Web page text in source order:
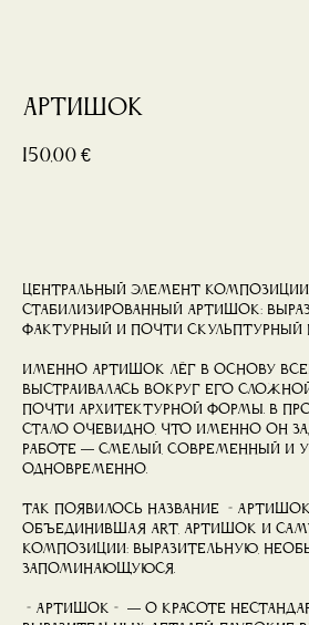
АртИшок
150,00 €
Центральный элемент
стабилизированный артишок:
фактурный и почти скульптурный
Именно артишок лёг в основу
выстраивалась вокруг его
почти архитектурной формы. В
стало очевидно, что именно он
работе — смелый, современный и
одновременно.
Так появилось название
объединившая art, артишок и
композиции: выразительную,
запоминающуюся.
«АртИшок» — о красоте